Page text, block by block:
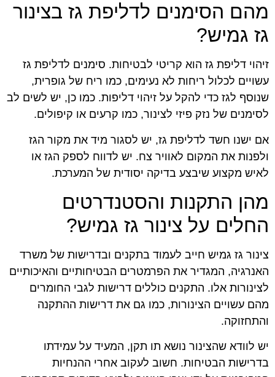
מהם הסימנים לדליפת גז בצינור
גז גמיש?
זיהוי דליפת גז הוא קריטי לבטיחות. סימנים לדליפת גז
עשויים לכלול ריחות לא נעימים, כמו ריח של גופרית,
שנוסף לגז כדי להקל על זיהוי דליפות. כמו כן, יש לשים לב
לסימנים של נזק פיזי לצינור, כמו קרעים או קיפולים.
אם ישנו חשד לדליפת גז, יש לסגור מיד את מקור הגז
ולפנות את המקום לאוויר צח. יש לדווח לספק הגז או
לאיש מקצוע שיבצע בדיקה יסודית של המערכת.
מהן התקנות והסטנדרטים
החלים על צינור גז גמיש?
צינור גז גמיש חייב לעמוד בתקנים ובדרישות של משרד
האנרגיה, המגדיר את הפרמטרים הבטיחותיים והאיכותיים
לצינורות אלו. התקנים כוללים דרישות לגבי החומרים
מהם עשויים הצינורות, כמו גם את דרישות ההתקנה
והתחזוקה.
יש לוודא שהצינור נושא תו תקן, המעיד על עמידתו
בדרישות הבטיחות. חשוב לעקוב אחרי ההנחיות